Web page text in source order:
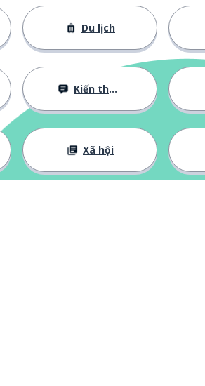
Du lịch
Kiến thức cơ bản
Xã hội